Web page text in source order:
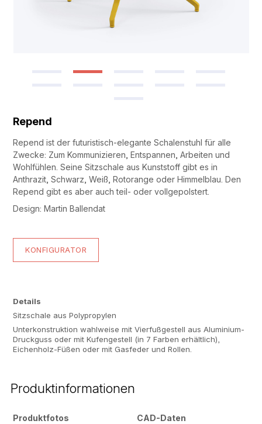
Repend
Repend ist der futuristisch-elegante Schalenstuhl für alle
Zwecke: Zum Kommunizieren, Entspannen, Arbeiten und
Wohlfühlen. Seine Sitzschale aus Kunststoff gibt es in
Anthrazit, Schwarz, Weiß, Rotorange oder Himmelblau. Den
Repend gibt es aber auch teil- oder vollgepolstert.
Design: Martin Ballendat
KONFIGURATOR
Details
Sitzschale aus Polypropylen
Unterkonstruktion wahlweise mit Vierfußgestell aus Aluminium-
Druckguss oder mit Kufengestell (in 7 Farben erhältlich),
Eichenholz-Füßen oder mit Gasfeder und Rollen.
Produktinformationen
Produktfotos CAD-Daten